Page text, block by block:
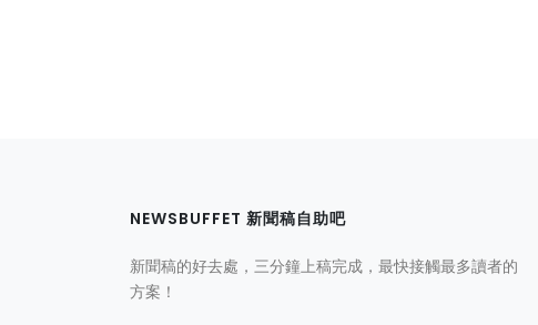
NEWSBUFFET 新聞稿自助吧
新聞稿的好去處，三分鐘上稿完成，最快接觸最多讀者的
方案！